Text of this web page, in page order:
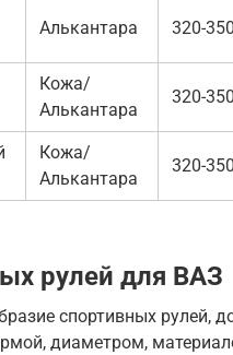
Алькантара 320-350
Кожа/
Алькантара
320-350
Кожа/
Алькантара
320-350
рулей для ВАЗ
спортивных рулей,
диаметром,